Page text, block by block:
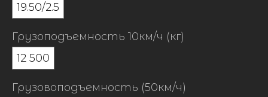
19.50/2.5
Грузоподъемность 10км/ч (кг)
12 500
Грузовоподъемность (50км/ч)